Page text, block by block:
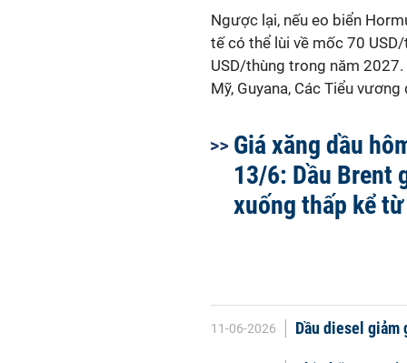
Ngược lại, nếu eo biển
tế có thể lùi về mốc 70
USD/thùng trong năm
Mỹ, Guyana, Các Tiểu
Giá xăng dầu
13/6: Dầu Brent
xuống thấp kể
11-06-2026 Dầu diesel